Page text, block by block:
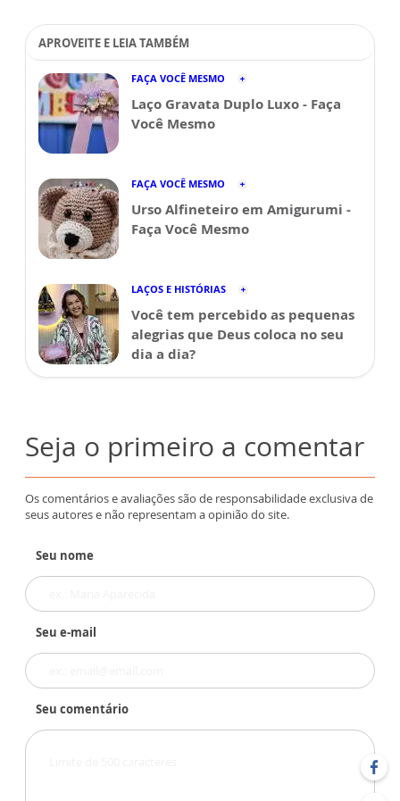
APROVEITE E LEIA TAMBÉM
FAÇA VOCÊ MESMO
Laço Gravata Duplo Luxo - Faça
Você Mesmo
FAÇA VOCÊ MESMO
Urso Alfineteiro em Amigurumi -
Faça Você Mesmo
LAÇOS E HISTÓRIAS
Você tem percebido as pequenas
alegrias que Deus coloca no seu
dia a dia?
Seja o primeiro a comentar
Os comentários e avaliações são de responsabilidade exclusiva de
seus autores e não representam a opinião do site.
Seu nome
Seu e-mail
Seu comentário